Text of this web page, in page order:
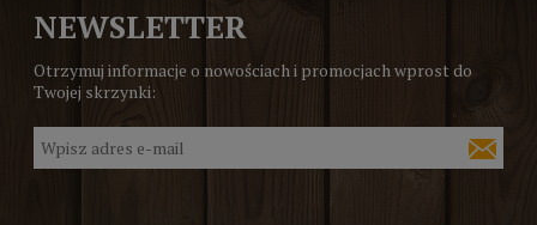
NEWSLETTER
Otrzymuj informacje o nowościach i promocjach wprost do
Twojej skrzynki: